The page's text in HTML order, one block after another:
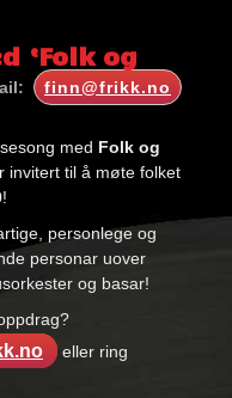
‘Folk og
finn@frikk.no
med Folk og
invitert til å møte folket
personlege og
personar uover
og basar!
eller ring